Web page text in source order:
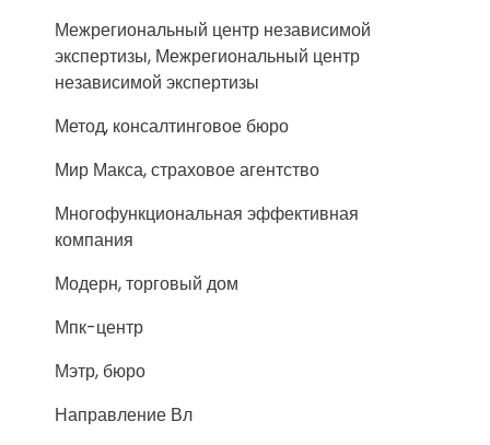
Межрегиональный центр независимой
экспертизы, Межрегиональный центр
независимой экспертизы
Метод, консалтинговое бюро
Мир Макса, страховое агентство
Многофункциональная эффективная
компания
Модерн, торговый дом
Мпк-центр
Мэтр, бюро
Направление Вл